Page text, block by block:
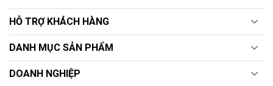
HỖ TRỢ KHÁCH HÀNG
DANH MỤC SẢN PHẨM
DOANH NGHIỆP